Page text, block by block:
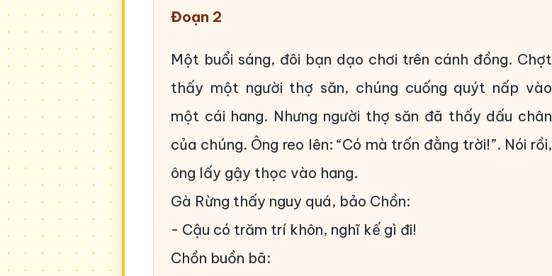
Đoạn 2
Một buổi sáng, đôi bạn dạo chơi trên cánh đồng. Chợt
thấy một người thợ săn, chúng cuống quýt nấp vào
một cái hang. Nhưng người thợ săn đã thấy dấu chân
của chúng. Ông reo lên: “Có mà trốn đằng trời!”. Nói rồi,
ông lấy gậy thọc vào hang.
Gà Rừng thấy nguy quá, bảo Chồn:
- Cậu có trăm trí khôn, nghĩ kế gì đi!
Chồn buồn bã: